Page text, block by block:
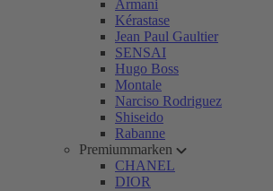
Armani
Kérastase
Jean Paul Gaultier
SENSAI
Hugo Boss
Montale
Narciso Rodriguez
Shiseido
Rabanne
Premiummarken
CHANEL
DIOR